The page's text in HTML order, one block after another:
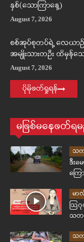
နှစ်(သောကြာနေ့)
August 7, 2026
စစ်အုပ်စုတပ်ရဲ့ လေယာဉ်
အမျိုးသားတဦး ထိမှန်သ
August 7, 2026
ပိုမိုဖတ်ရှုရန်
မဖြစ်မနေဖတ်ရ
သတ
ဒီး
ကြ
မာ
ဩဂု
သတ
သတ